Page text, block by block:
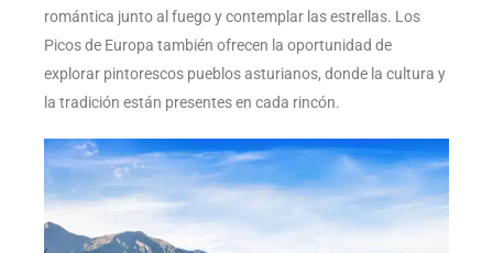
romántica junto al fuego y contemplar las estrellas. Los
Picos de Europa también ofrecen la oportunidad de
explorar pintorescos pueblos asturianos, donde la cultura y
la tradición están presentes en cada rincón.